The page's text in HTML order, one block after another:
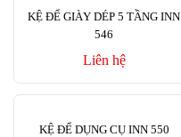
KỆ ĐỂ GIÀY DÉP 5 TẦNG INN
546
Liên hệ
KỆ ĐỂ DỤNG CỤ INN 550